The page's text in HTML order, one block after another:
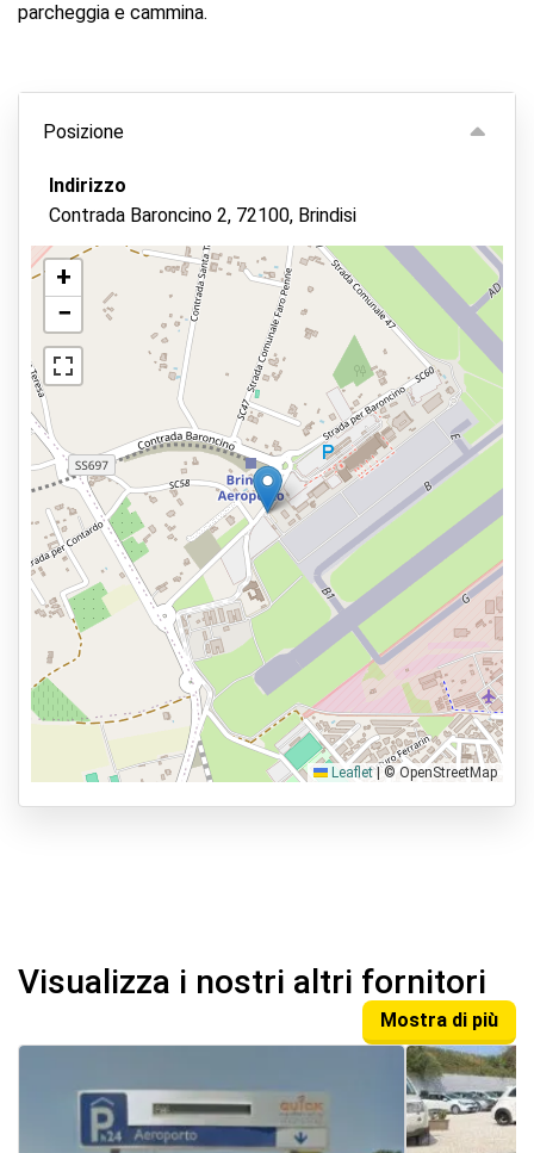
parcheggia e cammina.
Posizione
Indirizzo
Contrada Baroncino 2, 72100, Brindisi
+
−
Leaflet |© OpenStreetMap
Visualizza i nostri altri fornitori
Mostra di più